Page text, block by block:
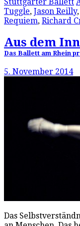
Tuggle, Jason Reilly,
Requiem, Richard
Aus dem
Das Ballett am Rhein
5. November 2014
Das